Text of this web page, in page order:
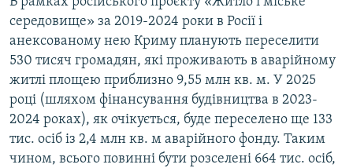
середовище» за 2019-2024 роки в Росії і
анексованому нею Криму планують переселити
530 тисяч громадян, які проживають в аварійному
житлі площею приблизно 9,55 млн кв. м. У 2025
році (шляхом фінансування будівництва в 2023-
2024 роках), як очікується, буде переселено ще 133
тис. осіб із 2,4 млн кв. м аварійного фонду. Таким
чином, всього повинні бути розселені 664 тис. осіб,